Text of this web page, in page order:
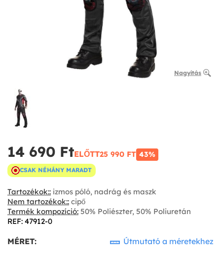
Nagyítás
14 690 Ft‎ELŐTT25 990 FT‎ 43%
CSAK NÉHÁNY MARADT
Tartozékok:: izmos póló, nadrág és maszk
Nem tartozékok:: cipő
Termék kompozíció: 50% Poliészter, 50% Poliuretán
REF: 47912-0
MÉRET: Útmutató a méretekhez